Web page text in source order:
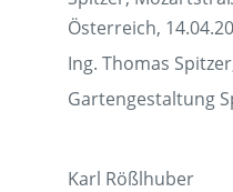
Österreich,
Ing. Thomas
Gartengestaltung
Karl Rößlhuber